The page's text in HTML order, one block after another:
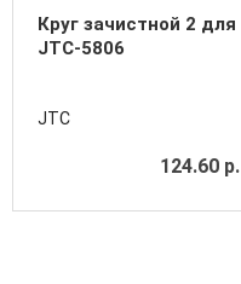
Круг зачистной 2 для
JTC-5806
JTC
124.60 р.